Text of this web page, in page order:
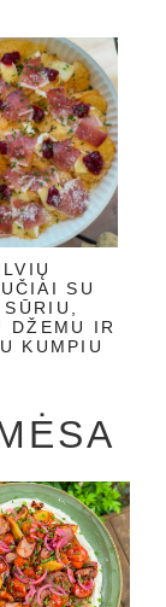
SU
DŽEMU IR
KUMPIU